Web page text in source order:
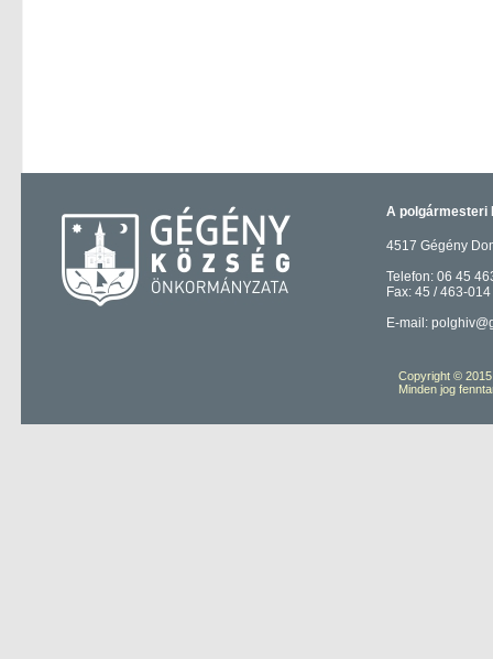
A polgármesteri
4517 Gégény
Telefon: 06 45
Fax: 45 / 463-014
E-mail:
Copyright ©
Minden jog